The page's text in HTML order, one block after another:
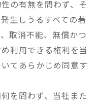
の有無を問わず、そ
生しうるすべての著
取消不能、無償かつ
利用できる権利を当
てあらかじめ同意す
を問わず、当社また